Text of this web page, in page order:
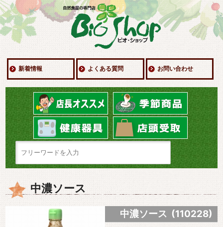
新着情報 よくある質問 お問い合わせ
中濃ソース
中濃ソース (110228)